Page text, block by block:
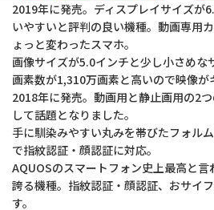
2019年に発売。ディスプレイサイズが
いやすいと評判の良い機種。動画専用
ょっと変わったスマホ。
画像サイズが5.0インチと少し小さめな
画素数が1,310万画素と高いので映像が
2018年に発売。動画用と静止画用の2
して話題となりました。
手に馴染みやすい丸みを帯びたフォル
で指紋認証・顔認証に対応。
AQUOSのスマートフォン史上最高と
誇る機種。指紋認証・顔認証、おサイ
す。